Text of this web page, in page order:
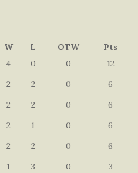
W L OTW
Pts
4 0 0
12
2 2 0
6
2 2 0
6
2 1 0
6
2 2 0
6
1 3 0
3